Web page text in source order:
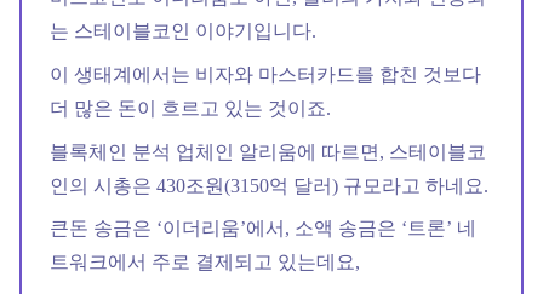
는 스테이블코인 이야기입니다.
이 생태계에서는 비자와 마스터카드를 합친 것보다
더 많은 돈이 흐르고 있는 것이죠.
블록체인 분석 업체인 알리움에 따르면, 스테이블코
인의 시총은 430조원(3150억 달러) 규모라고 하네요.
큰돈 송금은 ‘이더리움’에서, 소액 송금은 ‘트론’ 네
트워크에서 주로 결제되고 있는데요,